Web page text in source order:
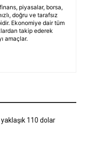
piyasalar, borsa,
doğru ve tarafsız
Ekonomiye dair tüm
takip ederek
amaçlar.
110 dolar